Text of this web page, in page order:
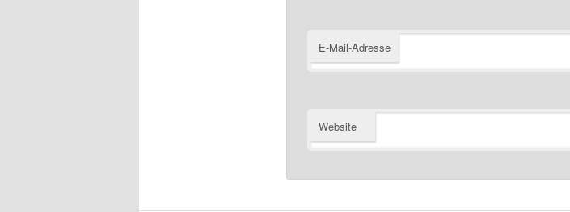
E-Mail-Adresse
Website